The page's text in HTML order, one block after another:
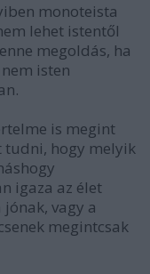
monoteista
lehet istentől
megoldás, ha
isten
is megint
tudni, hogy melyik
igaza az élet
vagy a
megintcsak